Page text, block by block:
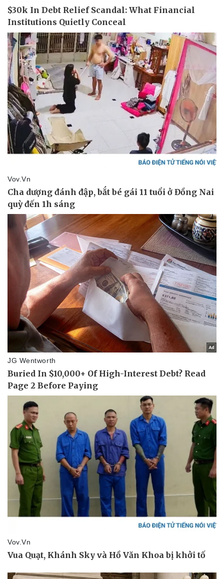
Pháp luật
Vụ án
Tin nóng
Tư vấn luật
Quân sự - Quốc phòng
Vũ khí
Phân tích
Thể thao
Bóng đá
Lịch thi đấu bóng đá
Thế giới thể thao
eSports
Hậu trường
Ô tô - Xe máy
Ô tô
Tư vấn